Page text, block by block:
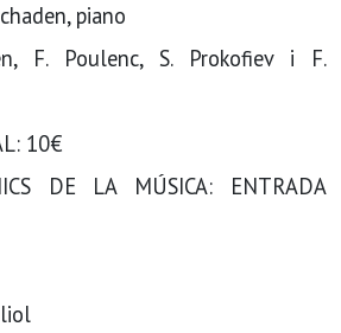
piano
F. Poulenc, S. Prokofiev i F.
10€
DE LA MÚSICA: ENTRADA